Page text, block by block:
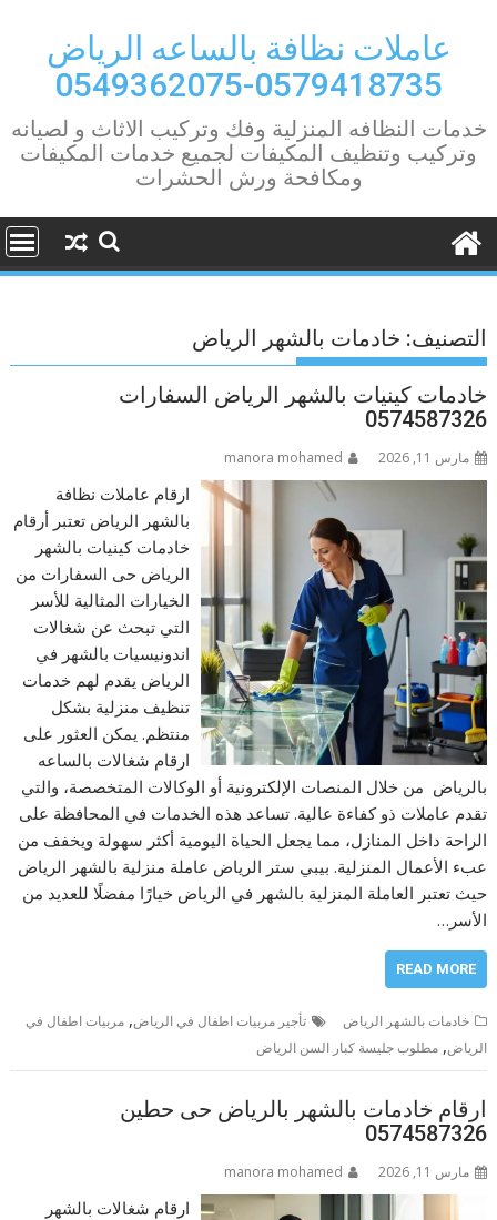
contentعاملات نظافة بالساعه الرياض
0579418735-0549362075
خدمات النظافه المنزلية وفك وتركيب الاثاث و لصيانه
وتركيب وتنظيف المكيفات لجميع خدمات المكيفات
ومكافحة ورش الحشرات
التصنيف: خادمات بالشهر الرياض
خادمات كينيات بالشهر الرياض السفارات
0574587326
مارس 11, 2026 manora mohamed
ارقام عاملات نظافة
بالشهر الرياض تعتبر أرقام
خادمات كينيات بالشهر
الرياض حى السفارات من
الخيارات المثالية للأسر
التي تبحث عن شغالات
اندونيسيات بالشهر في
الرياض يقدم لهم خدمات
تنظيف منزلية بشكل
منتظم. يمكن العثور على
ارقام شغالات بالساعه
بالرياض من خلال المنصات الإلكترونية أو الوكالات المتخصصة، والتي
تقدم عاملات ذو كفاءة عالية. تساعد هذه الخدمات في المحافظة على
الراحة داخل المنازل، مما يجعل الحياة اليومية أكثر سهولة ويخفف من
عبء الأعمال المنزلية. بيبي ستر الرياض عاملة منزلية بالشهر الرياض
حيث تعتبر العاملة المنزلية بالشهر في الرياض خيارًا مفضلًا للعديد من
الأسر…
READ MORE
خادمات بالشهر الرياض تأجير مربيات اطفال في الرياض,مربيات اطفال في
الرياض,مطلوب جليسة كبار السن الرياض
ارقام خادمات بالشهر بالرياض حى حطين
0574587326
مارس 11, 2026 manora mohamed
ارقام شغالات بالشهر